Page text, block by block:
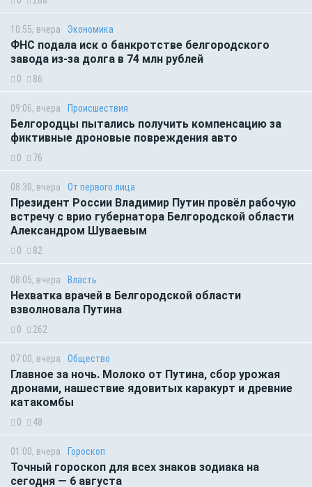
10:55, вчера Экономика
ФНС подала иск о банкротстве белгородского
завода из-за долга в 74 млн рублей
0 86
09:06, вчера Происшествия
Белгородцы пытались получить компенсацию за
фиктивные дроновые повреждения авто
0 76
08:30, вчера От первого лица
Президент России Владимир Путин провёл рабочую
встречу с врио губернатора Белгородской области
Александром Шуваевым
0 82
08:05, вчера Власть
Нехватка врачей в Белгородской области
взволновала Путина
0 262
07:00, вчера Общество
Главное за ночь. Молоко от Путина, сбор урожая
дронами, нашествие ядовитых каракурт и древние
катакомбы
0 48
01:00, вчера Гороскоп
Точный гороскоп для всех знаков зодиака на
сегодня — 6 августа